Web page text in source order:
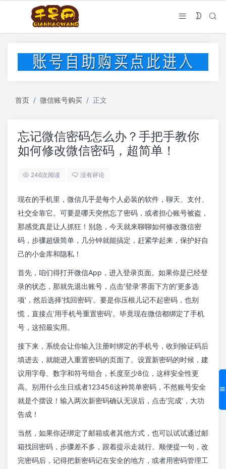
首页 微信账号购买 正文
忘记微信密码怎么办？手把手教你
如何修改微信密码，超简单！
246次阅读 没有评论
现在的手机里，微信几乎是每个人必装的软件，聊天、支付、
社交全靠它。可要是哪天突然忘了密码，或者担心账号被盗，
那感觉真是让人抓狂！别急，今天就来聊聊如何修改微信密
码，步骤超级简单，几分钟就能搞定，赶紧学起来，保护好自
己的小金库和隐私！
首先，咱们得打开微信App，进入登录页面。如果你是已经登
录的状态，那就先退出账号，点击‘登录’界面下方的‘更多选
项’，然后选择‘找回密码’。要是你压根儿记不起密码，也别
慌，直接点‘用手机号重置密码’。毕竟现在微信都绑定了手机
号，这招最实用。
接下来，系统会让你输入注册时绑定的手机号，收到验证码后
填进去，就能进入重置密码的页面了。设置新密码的时候，建
议用字母、数字和符号组合，长度至少8位，这样安全性更
高。别用什么生日或者123456这种简单密码，不然账号安全
就是个摆设！输入两次新密码确认无误后，点击‘完成’，大功
告成！
当然，如果你还绑定了邮箱或者其他方式，也可以试试通过邮
箱找回密码，步骤差不多，跟着提示走就行。顺便提一句，改
完密码后，记得把新密码记在安全的地方，或者用密码管理工